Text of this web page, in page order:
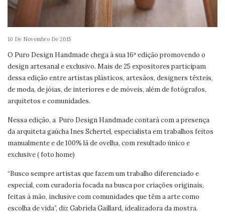
10 De Novembro De 2015
O Puro Design Handmade chega à sua 16ª edição promovendo o
design artesanal e exclusivo. Mais de 25 expositores participam
dessa edição entre artistas plásticos, artesãos, designers têxteis,
de moda, de jóias, de interiores e de móveis, além de fotógrafos,
arquitetos e comunidades.
Nessa edição, a Puro Design Handmade contará com a presença
da arquiteta gaúcha Ines Schertel, especialista em trabalhos feitos
manualmente e de 100% lã de ovelha, com resultado único e
exclusive ( foto home)
“Busco sempre artistas que fazem um trabalho diferenciado e
especial, com curadoria focada na busca por criações originais,
feitas à mão, inclusive com comunidades que têm a arte como
escolha de vida”, diz Gabriela Gaillard, idealizadora da mostra.